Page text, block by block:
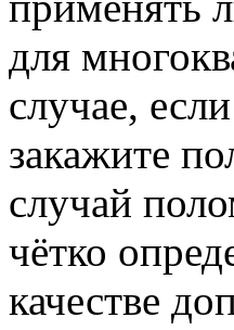
для
случае,
закажите
случай
чётко
качестве